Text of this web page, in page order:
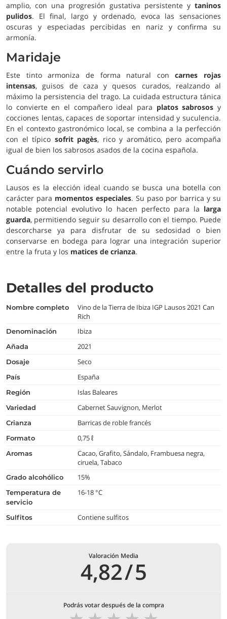
amplio, con una progresión gustativa persistente y taninos
pulidos. El final, largo y ordenado, evoca las sensaciones
oscuras y especiadas percibidas en nariz y confirma su
armonía.
Maridaje
Este tinto armoniza de forma natural concarnes rojas
intensas, guisos de caza y quesos curados, realzando al
máximo la persistencia del trago. La cuidada estructura tánica
lo convierte en el compañero ideal para platos sabrosos y
cocciones lentas, capaces de soportar intensidad y suculencia.
En el contexto gastronómico local, se combina a la perfección
con el típico sofrit pagès, rico y aromático, pero acompaña
igual de bien los sabrosos asados de la cocina española.
Cuándo servirlo
Lausos es la elección ideal cuando se busca una botella con
carácter para momentos especiales. Su paso por barrica y su
notable potencial evolutivo lo hacen perfecto para la larga
guarda, permitiendo seguir su desarrollo con el tiempo. Puede
descorcharse ya para disfrutar de su sedosidad o bien
conservarse en bodega para lograr una integración superior
entre la fruta y los matices de crianza.
Detalles del producto
nombre completo
Vino de la Tierra de Ibiza IGP Lausos 2021 Can
Rich
denominación Ibiza
añada 2021
dosaje Seco
país España
región Islas Baleares
variedad Cabernet Sauvignon, Merlot
crianza Barricas de roble francés
formato 0,75 ℓ
aromas
Cacao, Grafito, Sándalo, Frambuesa negra,
ciruela, Tabaco
grado alcohólico 15%
temperatura de
servicio
16-18 °C
Sulfitos Contiene sulfitos
Valoración Media
4,82/5
Podrás votar después de la compra